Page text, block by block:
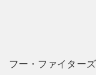
フー・ファイター